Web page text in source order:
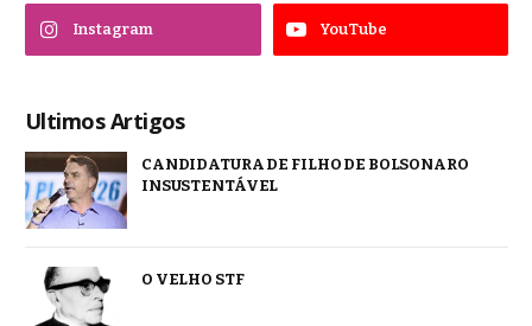
Instagram YouTube
Ultimos Artigos
CANDIDATURA DE FILHO DE BOLSONARO
INSUSTENTÁVEL
O VELHO STF